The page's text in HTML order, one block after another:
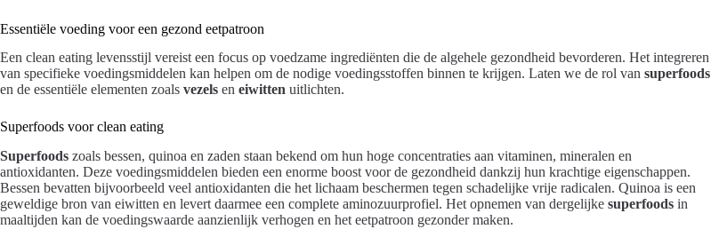
Essentiële voeding voor een gezond eetpatroon
Een clean eating levensstijl vereist een focus op voedzame ingrediënten die de algehele gezondheid bevorderen. Het integreren
van specifieke voedingsmiddelen kan helpen om de nodige voedingsstoffen binnen te krijgen. Laten we de rol van superfoods
en de essentiële elementen zoals vezels en eiwitten uitlichten.
Superfoods voor clean eating
Superfoods zoals bessen, quinoa en zaden staan bekend om hun hoge concentraties aan vitaminen, mineralen en
antioxidanten. Deze voedingsmiddelen bieden een enorme boost voor de gezondheid dankzij hun krachtige eigenschappen.
Bessen bevatten bijvoorbeeld veel antioxidanten die het lichaam beschermen tegen schadelijke vrije radicalen. Quinoa is een
geweldige bron van eiwitten en levert daarmee een complete aminozuurprofiel. Het opnemen van dergelijke superfoods in
maaltijden kan de voedingswaarde aanzienlijk verhogen en het eetpatroon gezonder maken.